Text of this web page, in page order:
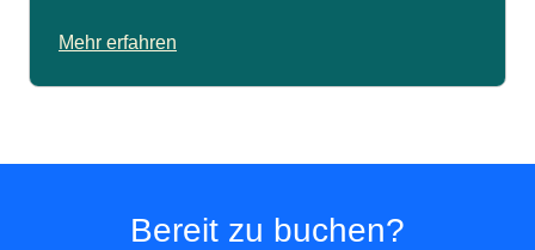
Mehr erfahren
Bereit zu buchen?